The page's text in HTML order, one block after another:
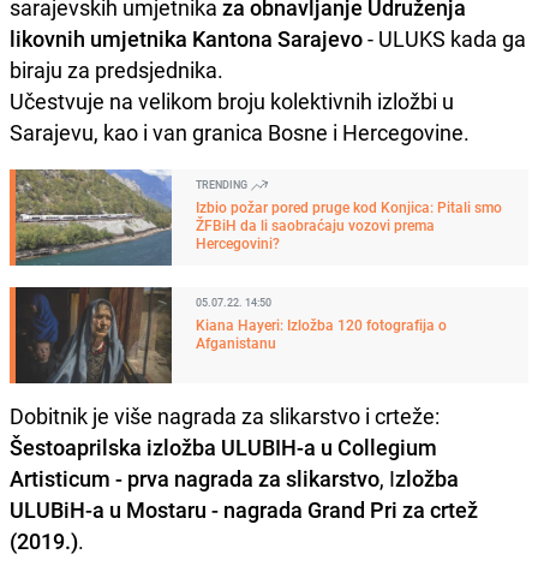
sarajevskih umjetnika za obnavljanje Udruženja
likovnih umjetnika Kantona Sarajevo- ULUKS kada ga
biraju za predsjednika.
Učestvuje na velikom broju kolektivnih izložbi u
Sarajevu, kao i van granica Bosne i Hercegovine.
TRENDING
Izbio požar pored pruge kod Konjica: Pitali smo
ŽFBiH da li saobraćaju vozovi prema
Hercegovini?
05.07.22. 14:50
Kiana Hayeri: Izložba 120 fotografija o
Afganistanu
Dobitnik je više nagrada za slikarstvo i crteže:
Šestoaprilska izložba ULUBIH-a u Collegium
Artisticum - prva nagrada za slikarstvo, Izložba
ULUBiH-a u Mostaru - nagrada Grand Pri za crtež
(2019.).